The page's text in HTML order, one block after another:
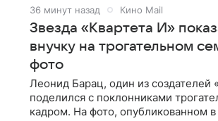
36 минут назад Кино Mail
Звезда «Квартета И»
внучку на трогательном
фото
Леонид Барац, один из создателей
поделился с поклонниками
кадром. На фото, опубликованном в